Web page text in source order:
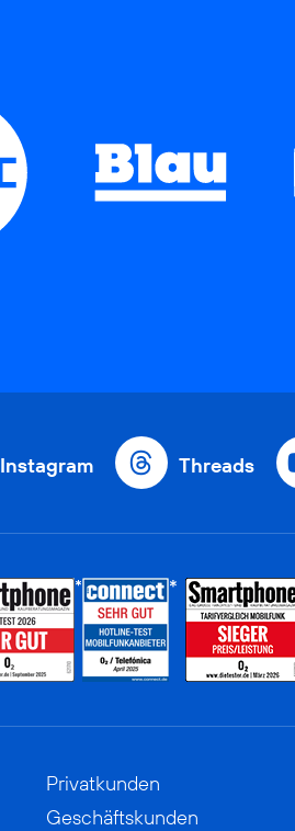
Instagram Threads
Privatkunden
Geschäftskunden